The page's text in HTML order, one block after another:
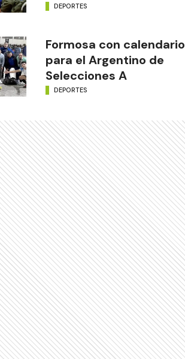
DEPORTES
Formosa con calendario
para el Argentino de
Selecciones A
DEPORTES